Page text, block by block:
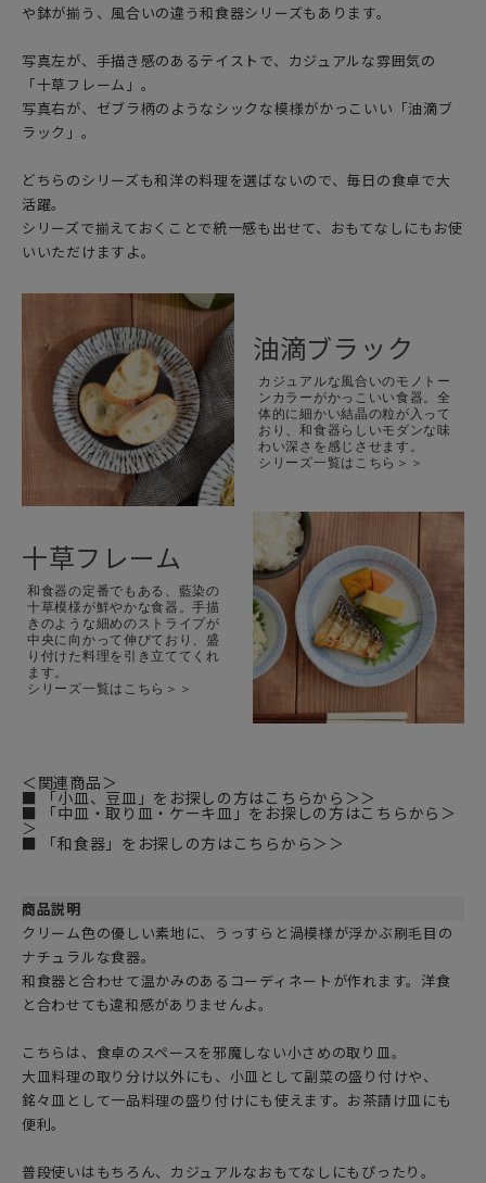
や鉢が揃う、風合いの違う和食器シリーズもあります。
写真左が、手描き感のあるテイストで、カジュアルな雰囲気の
「十草フレーム」。
写真右が、ゼブラ柄のようなシックな模様がかっこいい「油滴ブ
ラック」。
どちらのシリーズも和洋の料理を選ばないので、毎日の食卓で大
活躍。
シリーズで揃えておくことで統一感も出せて、おもてなしにもお使
いいただけますよ。
油滴ブラック
カジュアルな風合いのモノトー
ンカラーがかっこいい食器。全
体的に細かい結晶の粒が入って
おり、和食器らしいモダンな味
わい深さを感じさせます。
シリーズ一覧はこちら＞＞
十草フレーム
和食器の定番でもある、藍染の
十草模様が鮮やかな食器。手描
きのような細めのストライプが
中央に向かって伸びており、盛
り付けた料理を引き立ててくれ
ます。
シリーズ一覧はこちら＞＞
＜関連商品＞
■ 「小皿、豆皿」をお探しの方はこちらから＞＞
■ 「中皿・取り皿・ケーキ皿」をお探しの方はこちらから＞
＞
■ 「和食器」をお探しの方はこちらから＞＞
商品説明
クリーム色の優しい素地に、うっすらと渦模様が浮かぶ刷毛目の
ナチュラルな食器。
和食器と合わせて温かみのあるコーディネートが作れます。洋食
と合わせても違和感がありませんよ。
こちらは、食卓のスペースを邪魔しない小さめの取り皿。
大皿料理の取り分け以外にも、小皿として副菜の盛り付けや、
銘々皿として一品料理の盛り付けにも使えます。お茶請け皿にも
便利。
普段使いはもちろん、カジュアルなおもてなしにもぴったり。